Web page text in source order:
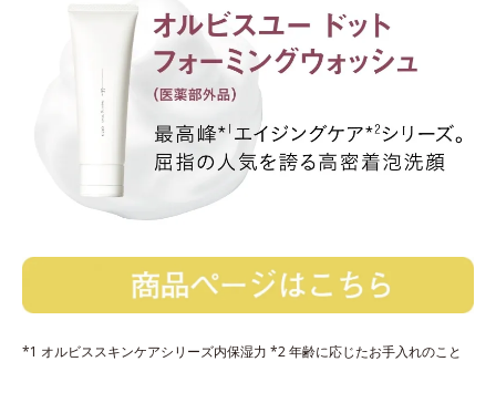
*1 オルビススキンケアシリーズ内保湿力 *2 年齢に応じたお手入れのこと